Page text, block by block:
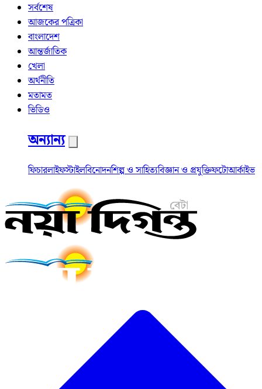
সর্বশেষ
আজকের পত্রিকা
বাংলাদেশ
আন্তর্জাতিক
খেলা
অর্থনীতি
মতামত
ভিডিও
অন্যান্য
ফিচারলাইফস্টাইলবিনোদনশিল্প ও সাহিত্যবিজ্ঞান ও প্রযুক্তিফটোআর্কাইভ